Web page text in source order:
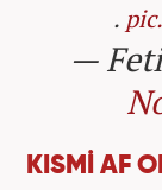
.
—
KISMİ AF